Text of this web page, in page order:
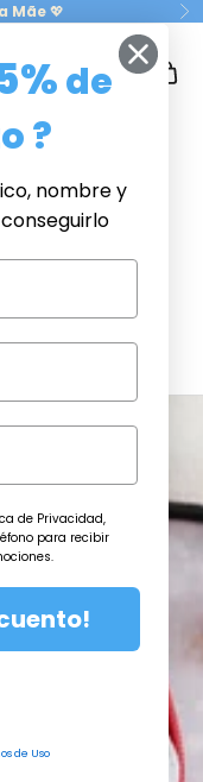
Mãe💖
Buscar
Cesta
de
?
nombre y
de Privacidad,
para recibir
de Uso